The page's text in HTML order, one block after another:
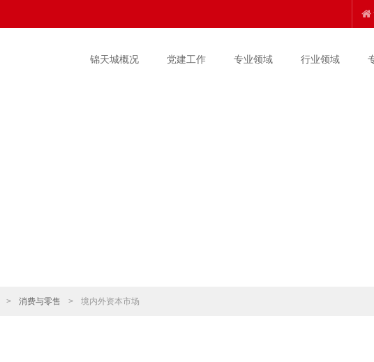
锦天城概况 党建工作 专业领域 行业领域
> 消费与零售 > 境内外资本市场